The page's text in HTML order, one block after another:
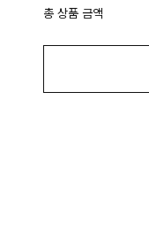
총 상품 금액